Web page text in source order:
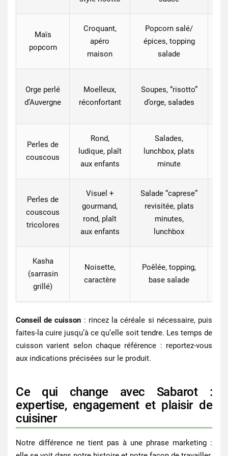
Maïs
popcorn
Croquant,
apéro
maison
Popcorn salé/
épices, topping
salade
Orge perlé
d’Auvergne
Moelleux,
réconfortant
Soupes, “risotto”
d’orge, salades
Perles de
couscous
Rond,
ludique, plaît
aux enfants
Salades,
lunchbox, plats
minute
Perles de
couscous
tricolores
Visuel +
gourmand,
rond, plaît
aux enfants
Salade “caprese”
revisitée, plats
minutes,
lunchbox
Kasha
(sarrasin
grillé)
Noisette,
caractère
Poêlée, topping,
base salade
Conseil de cuisson : rincez la céréale si nécessaire, puis
faites‑la cuire jusqu’à ce qu’elle soit tendre. Les temps de
cuisson varient selon chaque référence : reportez‑vous
aux indications précisées sur le produit.
Ce qui change avec Sabarot :
expertise, engagement et plaisir de
cuisiner
Notre différence ne tient pas à une phrase marketing :